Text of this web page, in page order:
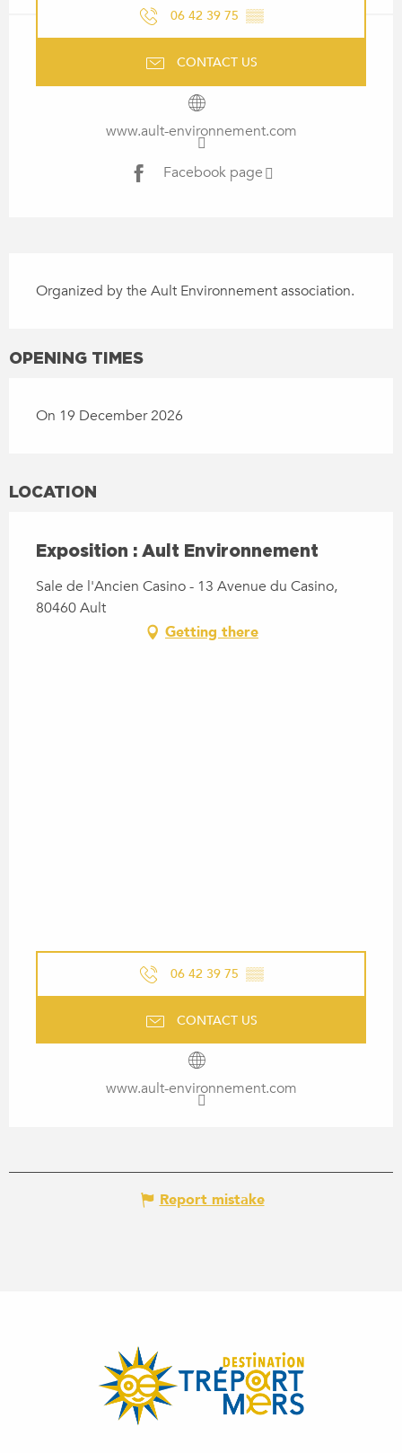
06 42 39 75 ▒▒
CONTACT US
www.ault-environnement.com
Facebook page
Organized by the Ault Environnement association.
OPENING TIMES
On 19 December 2026
LOCATION
Exposition : Ault Environnement
Sale de l'Ancien Casino - 13 Avenue du Casino,
80460 Ault
Getting there
06 42 39 75 ▒▒
CONTACT US
www.ault-environnement.com
Report mistake